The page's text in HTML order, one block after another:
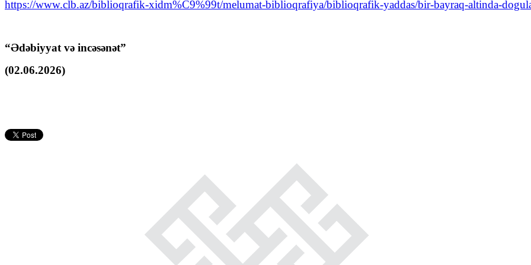
https://www.clb.az/biblioqrafik-xidm%C9%99t/melumat-biblioqrafiya/biblioqrafik-yaddas/bir-bayraq-altinda-
“Ədəbiyyat və incəsənət”
(02.06.2026)